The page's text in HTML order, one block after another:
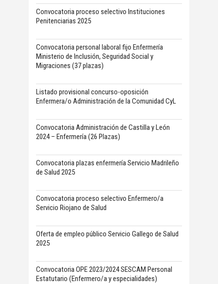
Convocatoria proceso selectivo Instituciones
Penitenciarias 2025
Convocatoria personal laboral fijo Enfermería
Ministerio de Inclusión, Seguridad Social y
Migraciones (37 plazas)
Listado provisional concurso-oposición
Enfermera/o Administración de la Comunidad CyL
Convocatoria Administración de Castilla y León
2024 – Enfermería (26 Plazas)
Convocatoria plazas enfermería Servicio Madrileño
de Salud 2025
Convocatoria proceso selectivo Enfermero/a
Servicio Riojano de Salud
Oferta de empleo público Servicio Gallego de Salud
2025
Convocatoria OPE 2023/2024 SESCAM Personal
Estatutario (Enfermero/a y especialidades)